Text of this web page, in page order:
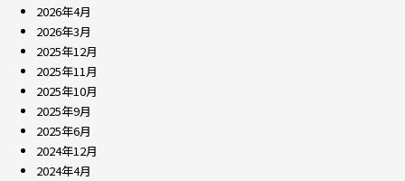
2026年4月
2026年3月
2025年12月
2025年11月
2025年10月
2025年9月
2025年6月
2024年12月
2024年4月